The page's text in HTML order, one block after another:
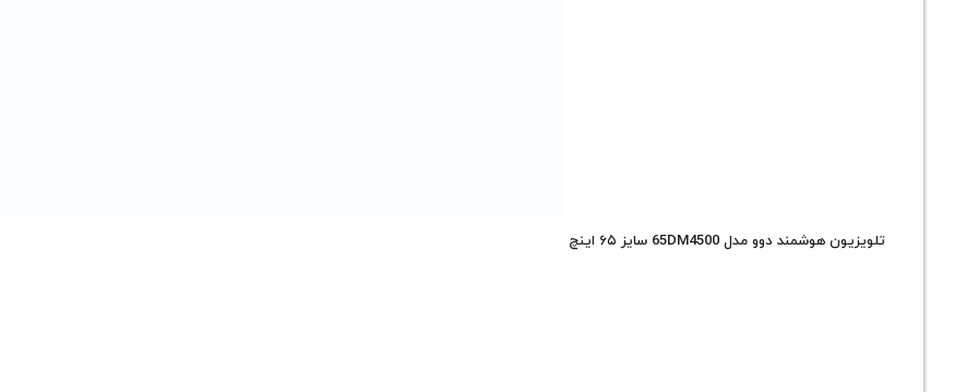
تلویزیون هوشمند دوو مدل 65DM4500 سایز ۶۵ اینچ